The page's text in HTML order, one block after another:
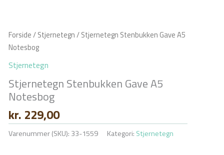
Forside/Stjernetegn/ Stjernetegn Stenbukken Gave A5
Notesbog
Stjernetegn
Stjernetegn Stenbukken Gave A5
Notesbog
kr. 229,00
Varenummer (SKU): 33-1559 Kategori: Stjernetegn